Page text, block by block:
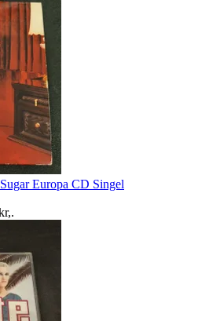
Europa CD Singel
,.